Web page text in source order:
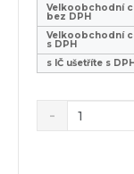
Velkoobchodní
bez DPH
Velkoobchodní
s DPH
s IČ ušetříte s